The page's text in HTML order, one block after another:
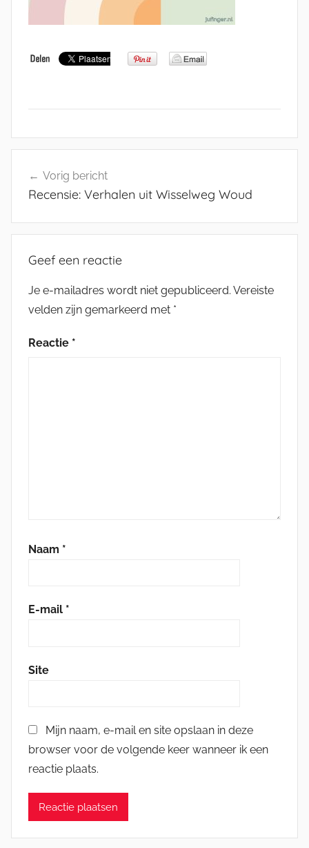
navigatie
Vorig bericht
Recensie: Verhalen uit Wisselweg Woud
Geef een reactie
Je e-mailadres wordt niet gepubliceerd. Vereiste
velden zijn gemarkeerd met *
Reactie *
Naam *
E-mail *
Site
Mijn naam, e-mail en site opslaan in deze
browser voor de volgende keer wanneer ik een
reactie plaats.